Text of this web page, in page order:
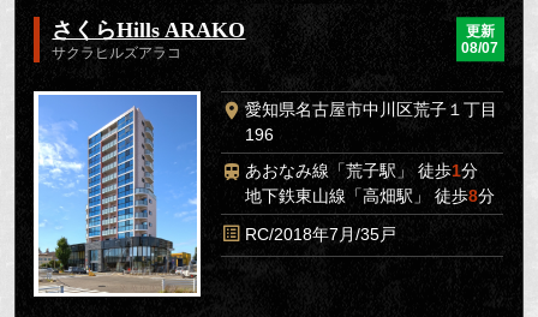
さくらHills ARAKO
サクラヒルズアラコ
更新
08/07
愛知県名古屋市中川区荒子１丁目
196
あおなみ線「荒子駅」 徒歩1分
地下鉄東山線「高畑駅」 徒歩8分
RC/2018年7月/35戸